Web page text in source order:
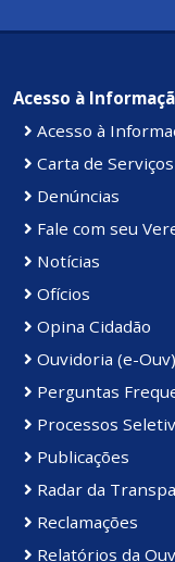
Acesso à
Acesso à
Carta de Serviços
Denúncias
Fale com seu
Notícias
Ofícios
Opina Cidadão
Ouvidoria (e-Ouv)
Perguntas
Processos
Publicações
Radar da
Reclamações
Relatórios da